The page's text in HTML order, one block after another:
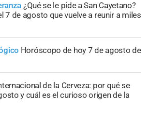
¿Qué se le pide a San Cayetano?
7 de agosto que vuelve a reunir a miles
Horóscopo de hoy 7 de agosto de
de la Cerveza: por qué se
y cuál es el curioso origen de la